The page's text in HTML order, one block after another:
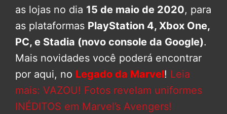
as lojas no dia 15 de maio de 2020, para
as plataformas PlayStation 4, Xbox One,
PC, e Stadia (novo console da Google).
Mais novidades você poderá encontrar
por aqui, no Legado da Marvel! Leia
mais: VAZOU! Fotos revelam uniformes
INÉDITOS em Marvel’s Avengers!